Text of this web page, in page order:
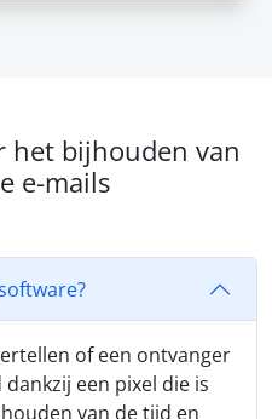
het bijhouden van
e-mails
of een ontvanger
een pixel die is
van de tijd en